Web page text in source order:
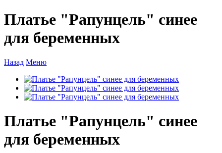
Платье "Рапунцель" синее
для беременных
Назад Меню
Платье "Рапунцель" синее
для беременных